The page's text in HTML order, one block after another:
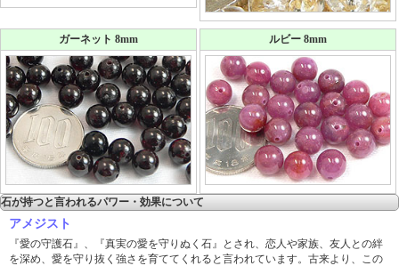
ガーネット 8mm ルビー 8mm
石が持つと言われるパワー・効果について
アメジスト
『愛の守護石』、『真実の愛を守りぬく石』とされ、恋人や家族、友人との絆
を深め、愛を守り抜く強さを育ててくれると言われています。古来より、この